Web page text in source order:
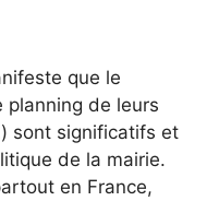
que le
planning de leurs
sont significatifs et
de la mairie.
en France,